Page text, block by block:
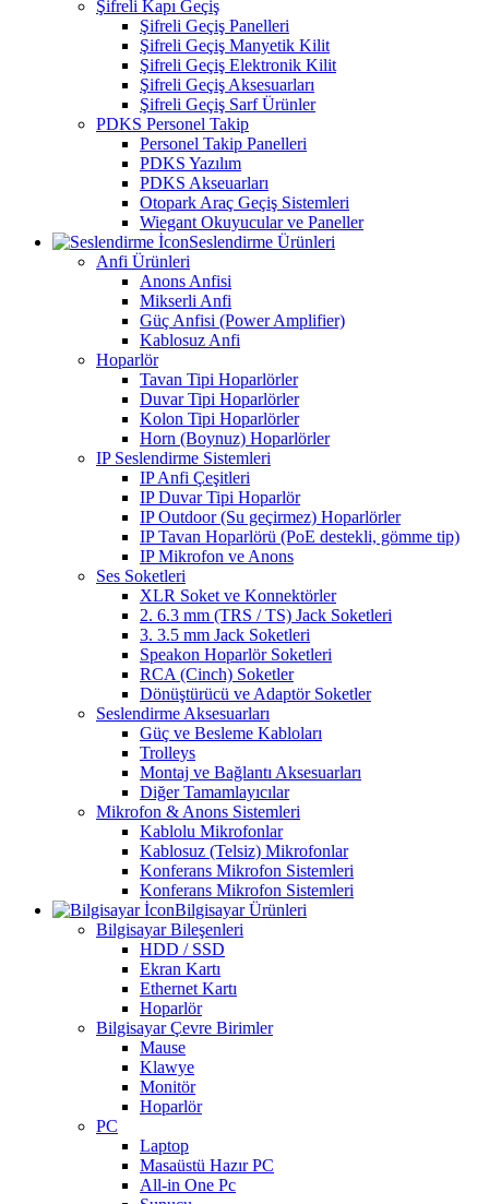
Şifreli Kapı Geçiş
Şifreli Geçiş Panelleri
Şifreli Geçiş Manyetik Kilit
Şifreli Geçiş Elektronik Kilit
Şifreli Geçiş Aksesuarları
Şifreli Geçiş Sarf Ürünler
PDKS Personel Takip
Personel Takip Panelleri
PDKS Yazılım
PDKS Akseuarları
Otopark Araç Geçiş Sistemleri
Wiegant Okuyucular ve Paneller
Seslendirme Ürünleri
Anfi Ürünleri
Anons Anfisi
Mikserli Anfi
Güç Anfisi (Power Amplifier)
Kablosuz Anfi
Hoparlör
Tavan Tipi Hoparlörler
Duvar Tipi Hoparlörler
Kolon Tipi Hoparlörler
Horn (Boynuz) Hoparlörler
IP Seslendirme Sistemleri
IP Anfi Çeşitleri
IP Duvar Tipi Hoparlör
IP Outdoor (Su geçirmez) Hoparlörler
IP Tavan Hoparlörü (PoE destekli, gömme tip)
IP Mikrofon ve Anons
Ses Soketleri
XLR Soket ve Konnektörler
2. 6.3 mm (TRS / TS) Jack Soketleri
3. 3.5 mm Jack Soketleri
Speakon Hoparlör Soketleri
RCA (Cinch) Soketler
Dönüştürücü ve Adaptör Soketler
Seslendirme Aksesuarları
Güç ve Besleme Kabloları
Trolleys
Montaj ve Bağlantı Aksesuarları
Diğer Tamamlayıcılar
Mikrofon & Anons Sistemleri
Kablolu Mikrofonlar
Kablosuz (Telsiz) Mikrofonlar
Konferans Mikrofon Sistemleri
Konferans Mikrofon Sistemleri
Bilgisayar Ürünleri
Bilgisayar Bileşenleri
HDD / SSD
Ekran Kartı
Ethernet Kartı
Hoparlör
Bilgisayar Çevre Birimler
Mause
Klawye
Monitör
Hoparlör
PC
Laptop
Masaüstü Hazır PC
All-in One Pc